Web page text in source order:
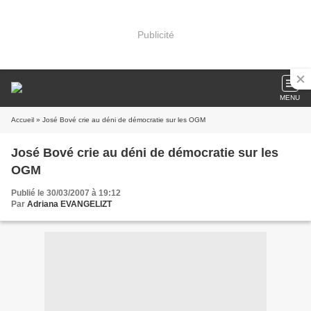
Publicité
MENU
Accueil » José Bové crie au déni de démocratie sur les OGM
José Bové crie au déni de démocratie sur les
OGM
Publié le 30/03/2007 à 19:12
Par Adriana EVANGELIZT